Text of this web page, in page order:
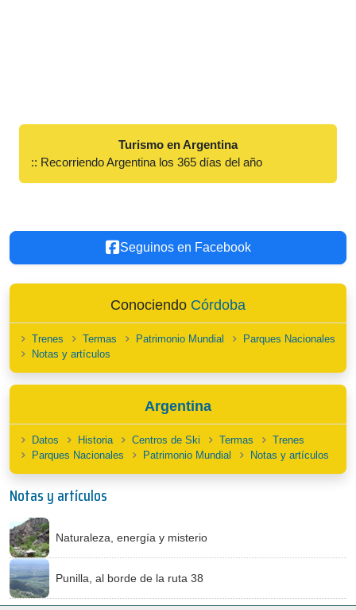
Turismo en Argentina
:: Recorriendo Argentina los 365 días del año
Seguinos en Facebook
Conociendo Córdoba
Trenes Termas Patrimonio Mundial
Parques Nacionales
Notas y artículos
Argentina
Datos Historia Centros de Ski Termas
Trenes
Parques Nacionales
Patrimonio Mundial Notas y artículos
Notas y artículos
Naturaleza, energía y misterio
Punilla, al borde de la ruta 38